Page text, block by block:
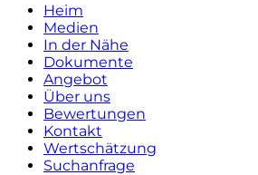
Heim
Medien
In der Nähe
Dokumente
Angebot
Über uns
Bewertungen
Kontakt
Wertschätzung
Suchanfrage